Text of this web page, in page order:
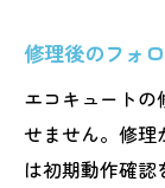
修理後のフォ
エコキュート
せません。修理
は初期動作確